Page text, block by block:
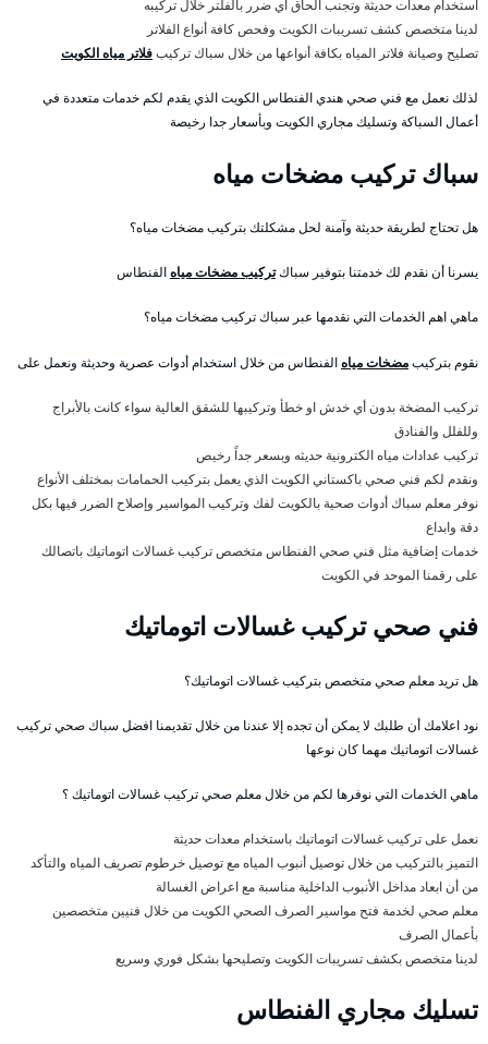
استخدام معدات حديثة وتجنب الحاق أي ضرر بالفلتر خلال تركيبه
لدينا متخصص كشف تسريبات الكويت وفحص كافة أنواع الفلاتر
تصليح وصيانة فلاتر المياه بكافة أنواعها من خلال سباك تركيبفلاتر مياه الكويت
لذلك نعمل مع فني صحي هندي الفنطاس الكويت الذي يقدم لكم خدمات متعددة في
أعمال السباكة وتسليك مجاري الكويت وبأسعار جدا رخيصة
سباك تركيب مضخات مياه
هل تحتاج لطريقة حديثة وآمنة لحل مشكلتك بتركيب مضخات مياه؟
يسرنا أن نقدم لك خدمتنا بتوفير سباكتركيب مضخات مياهالفنطاس
ماهي اهم الخدمات التي نقدمها عبر سباك تركيب مضخات مياه؟
نقوم بتركيبمضخات مياهالفنطاس من خلال استخدام أدوات عصرية وحديثة ونعمل على
تركيب المضخة بدون أي خدش او خطأ وتركيبها للشقق العالية سواء كانت بالأبراج
وللفلل والفنادق
تركيب عدادات مياه الكترونية حديثه وبسعر جداً رخيص
ونقدم لكم فني صحي باكستاني الكويت الذي يعمل بتركيب الحمامات بمختلف الأنواع
نوفر معلم سباك أدوات صحية بالكويت لفك وتركيب المواسير وإصلاح الضرر فيها بكل
دقة وابداع
خدمات إضافية مثل فني صحي الفنطاس متخصص تركيب غسالات اتوماتيك باتصالك
على رقمنا الموحد في الكويت
فني صحي تركيب غسالات اتوماتيك
هل تريد معلم صحي متخصص بتركيب غسالات اتوماتيك؟
نود اعلامك أن طلبك لا يمكن أن تجده إلا عندنا من خلال تقديمنا افضل سباك صحي تركيب
غسالات اتوماتيك مهما كان نوعها
ماهي الخدمات التي نوفرها لكم من خلال معلم صحي تركيب غسالات اتوماتيك ؟
نعمل على تركيب غسالات اتوماتيك باستخدام معدات حديثة
التميز بالتركيب من خلال توصيل أنبوب المياه مع توصيل خرطوم تصريف المياه والتأكد
من أن ابعاد مداخل الأنبوب الداخلية مناسبة مع اعراض الغسالة
معلم صحي لخدمة فتح مواسير الصرف الصحي الكويت من خلال فنيين متخصصين
بأعمال الصرف
لدينا متخصص بكشف تسريبات الكويت وتصليحها بشكل فوري وسريع
تسليك مجاري الفنطاس